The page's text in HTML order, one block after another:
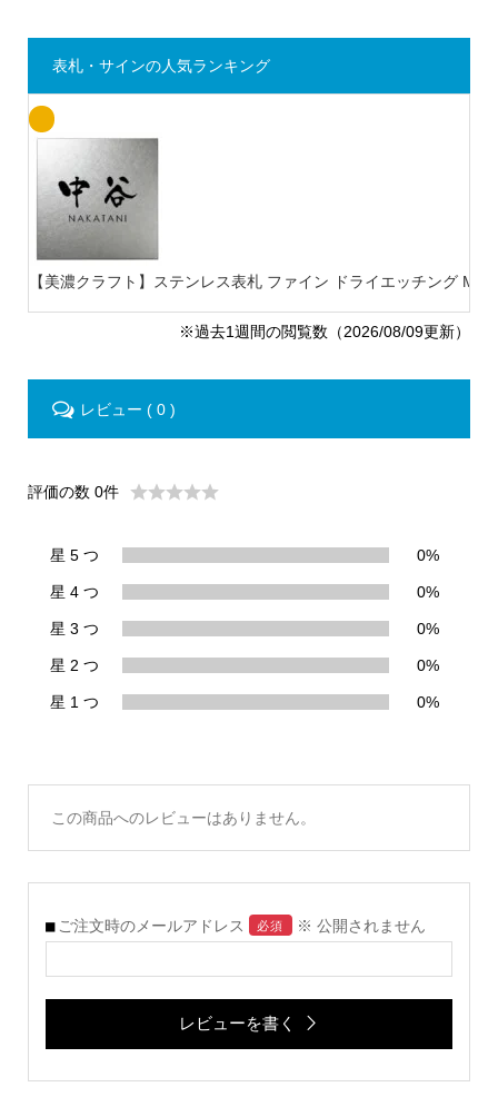
表札・サインの人気ランキング
【美濃クラフト】ステンレス表札 ファイン ドライエッチング MB-
※過去1週間の閲覧数（2026/08/09更新）
レビュー ( 0 )
評価の数 0件
星 5 つ 0%
星 4 つ 0%
星 3 つ 0%
星 2 つ 0%
星 1 つ 0%
この商品へのレビューはありません。
ご注文時のメールアドレス 必須 ※ 公開されません
レビューを書く